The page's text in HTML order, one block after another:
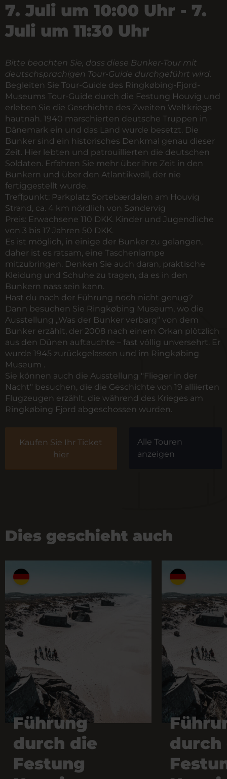
7. Juli um 10:00 Uhr - 7.
Juli um 11:30 Uhr
Bitte beachten Sie, dass diese Bunker-Tour mit
deutschsprachigen Tour-Guide durchgeführt wird.
Begleiten Sie Tour-Guide des Ringkøbing-Fjord-
Museums Tour-Guide durch die Festung Houvig und
erleben Sie die Geschichte des Zweiten Weltkriegs
hautnah. 1940 marschierten deutsche Truppen in
Dänemark ein und das Land wurde besetzt. Die
Bunker sind ein historisches Denkmal genau dieser
Zeit. Hier lebten und patrouillierten die deutschen
Soldaten. Erfahren Sie mehr über ihre Zeit in den
Bunkern und über den Atlantikwall, der nie
fertiggestellt wurde.
Treffpunkt: Parkplatz Sortebærdalen am Houvig
Strand, ca. 4 km nördlich von Søndervig
Preis: Erwachsene 110 DKK. Kinder und Jugendliche
von 3 bis 17 Jahren 50 DKK.
Es ist möglich, in einige der Bunker zu gelangen,
daher ist es ratsam, eine Taschenlampe
mitzubringen. Denken Sie auch daran, praktische
Kleidung und Schuhe zu tragen, da es in den
Bunkern nass sein kann.
Hast du nach der Führung noch nicht genug?
Dann besuchen Sie Ringkøbing Museum, wo die
Ausstellung „Was der Bunker verbarg“ von dem
Bunker erzählt, der 2008 nach einem Orkan plötzlich
aus den Dünen auftauchte – fast völlig unversehrt. Er
wurde 1945 zurückgelassen und im Ringkøbing
Museum .
Sie können auch die Ausstellung "Flieger in der
Nacht" besuchen, die die Geschichte von 19 alliierten
Flugzeugen erzählt, die während des Krieges am
Ringkøbing Fjord abgeschossen wurden.
Kaufen Sie Ihr Ticket
hier
Alle Touren
anzeigen
Dies geschieht auch
Führung
durch die
Festung
durch